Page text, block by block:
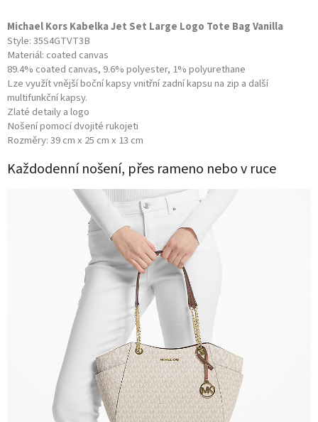
Michael Kors Kabelka Jet Set Large Logo Tote Bag Vanilla
Style: 35S4GTVT3B
Materiál: coated canvas
89.4% coated canvas, 9.6% polyester, 1% polyurethane
Lze využít vnější boční kapsy vnitřní zadní kapsu na zip a další
multifunkční kapsy.
Zlaté detaily a logo
Nošení pomocí dvojité rukojeti
Rozměry: 39 cm x 25 cm x 13 cm
Každodenní nošení, přes rameno nebo v ruce